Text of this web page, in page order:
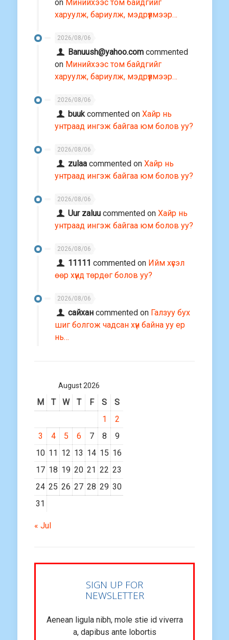
on Минийхээс том байдгийг
харуулж, бариулж, мэдрүүлмээр…
2026/08/06
Banuush@yahoo.com commented
on Минийхээс том байдгийг
харуулж, бариулж, мэдрүүлмээр…
2026/08/06
buuk commented onХайр нь
унтраад ингэж байгаа юм болов уу?
2026/08/06
zulaa commented onХайр нь
унтраад ингэж байгаа юм болов уу?
2026/08/06
Uur zaluu commented onХайр нь
унтраад ингэж байгаа юм болов уу?
2026/08/06
11111 commented on Ийм хүсэл
өөр хүнд төрдөг болов уу?
2026/08/06
сайхан commented on Галзуу бух
шиг болгож чадсан хүн байна уу ер
нь…
August 2026
M T W T F S
S
1
2
3
4 5 6 7 8
9
10 11 12 13 14 15 16
17 18 19 20 21 22 23
24 25 26 27 28 29 30
31
« Jul
SIGN UP FOR
NEWSLETTER
Aenean ligula nibh, mole stie id viverra
a, dapibus ante lobortis